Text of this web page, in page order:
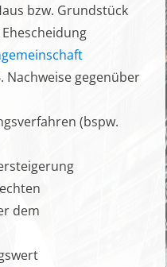
bzw. Grundstück
Nachweise gegenüber
(bspw.
dem